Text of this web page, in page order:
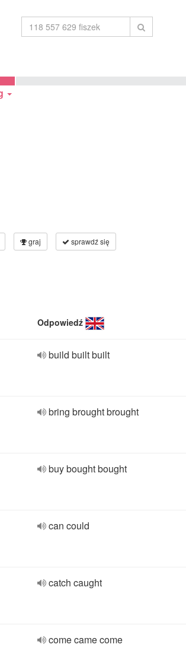
graj sprawdź się
Odpowiedź
build built built
bring brought brought
buy bought bought
can could
catch caught
come came come